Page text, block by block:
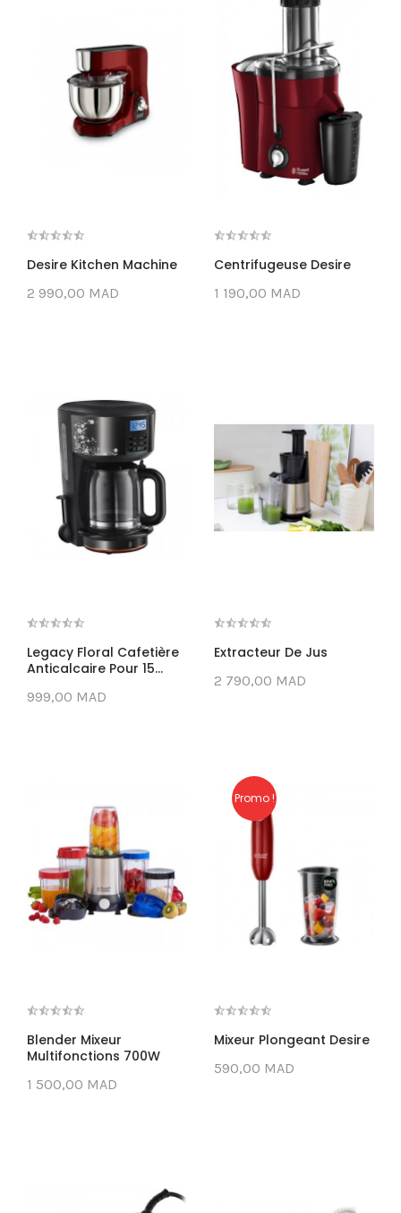
Desire Kitchen Machine
2 990,00 MAD
Centrifugeuse Desire
1 190,00 MAD
Legacy Floral Cafetière
Anticalcaire Pour 15...
999,00 MAD
Extracteur De Jus
2 790,00 MAD
Blender Mixeur
Multifonctions 700W
1 500,00 MAD
Promo !
Mixeur Plongeant Desire
590,00 MAD